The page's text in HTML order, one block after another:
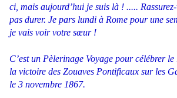
ci, mais aujourd’hui je suis là ! .....
pas durer. Je pars lundi à Rome pour une
je vais voir votre sœur !
C’est un Pèlerinage Voyage pour célébrer le
la victoire des Zouaves Pontificaux sur les
le 3 novembre 1867.